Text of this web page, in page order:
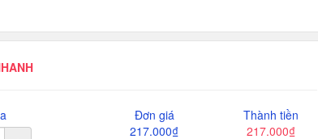
Đơn giá
217.000₫
Thành tiền
217.000₫